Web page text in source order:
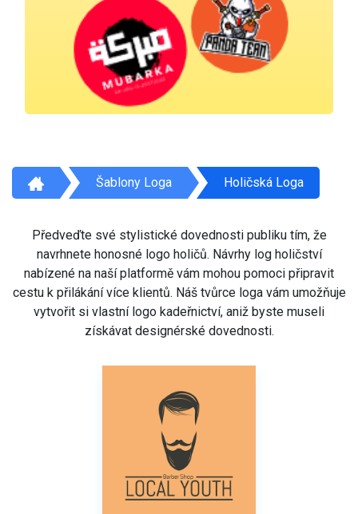
Šablony Loga Holičská Loga
Předveďte své stylistické dovednosti publiku tím, že
navrhnete honosné logo holičů. Návrhy log holičství
nabízené na naší platformě vám mohou pomoci připravit
cestu k přilákání více klientů. Náš tvůrce loga vám umožňuje
vytvořit si vlastní logo kadeřnictví, aniž byste museli
získávat designérské dovednosti.